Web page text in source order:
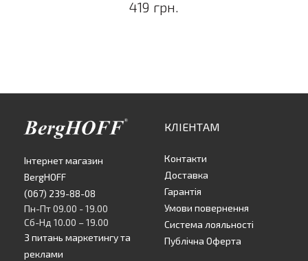
419 грн.
Інтернет магазин
BergHOFF
(067) 239-88-08
Пн-Пт 09.00 - 19.00
Сб-Нд 10.00 – 19.00
З питань маркетингу та
реклами
КЛІЕНТАМ
Контакти
Доставка
Гарантія
Умови повернення
Система лояльності
Публічна Оферта